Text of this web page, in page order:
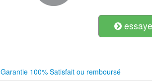
Garantie 100% Satisfait ou remboursé